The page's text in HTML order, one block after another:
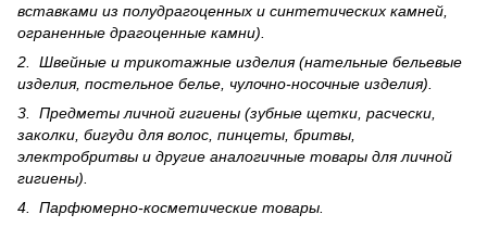
вставками из полудрагоценных и синте­тических камней,
ограненные драгоценные камни).
2. Швейные и трикотажные изделия (нательные бельевые
изделия, постельное белье, чулочно-носочные изделия).
3. Предметы личной гигиены (зубные щетки, расчески,
заколки, бигуди для волос, пинцеты, бритвы,
электробритвы и другие аналогичные товары для личной
гигиены).
4. Парфюмерно-косметические товары.